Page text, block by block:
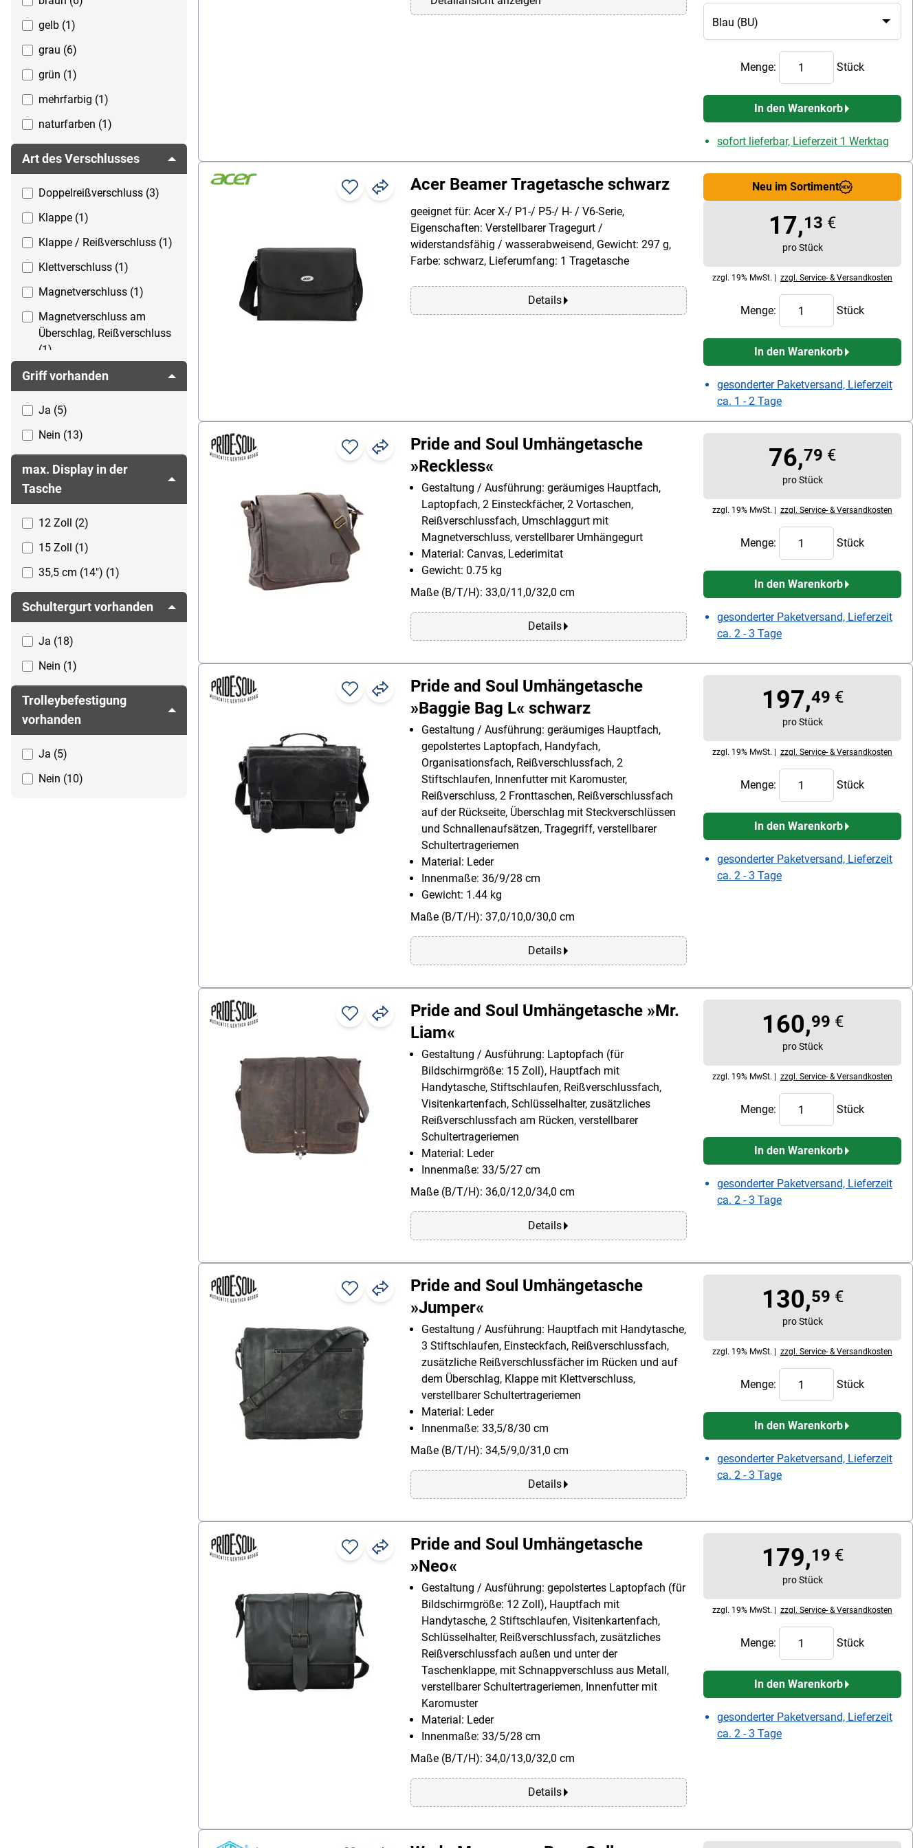
gelb (1)
grau (6)
grün (1)
mehrfarbig (1)
naturfarben (1)
rosa (1)
rot (1)
schwarz (10)
Art des Verschlusses
Doppelreißverschluss (3)
Klappe (1)
Klappe / Reißverschluss (1)
Klettverschluss (1)
Magnetverschluss (1)
Magnetverschluss am
Überschlag, Reißverschluss
(1)
Reißverschluss (5)
Magnetverschluss (2)
Schnappverschluss (1)
Steckverschluss (1)
Überschlag mit
Klettverschluss (1)
Griff vorhanden
Ja (5)
Nein (13)
max. Display in der
Tasche
12 Zoll (2)
15 Zoll (1)
35,5 cm (14") (1)
Schultergurt vorhanden
Ja (18)
Nein (1)
Trolleybefestigung
vorhanden
Ja (5)
Nein (10)
Menge: Stück
In den Warenkorb
sofort lieferbar, Lieferzeit 1 Werktag
Acer Beamer Tragetasche schwarz
geeignet für: Acer X-/ P1-/ P5-/ H- / V6-Serie,
Eigenschaften: Verstellbarer Tragegurt /
widerstandsfähig / wasserabweisend, Gewicht: 297 g,
Farbe: schwarz, Lieferumfang: 1 Tragetasche
Details
Neu im Sortiment
17,13 €
pro Stück
zzgl. 19% MwSt. | zzgl. Service- & Versandkosten
Menge: Stück
In den Warenkorb
gesonderter Paketversand, Lieferzeit
ca. 1 - 2 Tage
Pride and Soul Umhängetasche
»Reckless«
Gestaltung / Ausführung: geräumiges Hauptfach,
Laptopfach, 2 Einsteckfächer, 2 Vortaschen,
Reißverschlussfach, Umschlaggurt mit
Magnetverschluss, verstellbarer Umhängegurt
Material: Canvas, Lederimitat
Gewicht: 0.75 kg
Maße (B/T/H): 33,0/11,0/32,0 cm
Details
76,79 €
pro Stück
zzgl. 19% MwSt. | zzgl. Service- & Versandkosten
Menge: Stück
In den Warenkorb
gesonderter Paketversand, Lieferzeit
ca. 2 - 3 Tage
Pride and Soul Umhängetasche
»Baggie Bag L« schwarz
Gestaltung / Ausführung: geräumiges Hauptfach,
gepolstertes Laptopfach, Handyfach,
Organisationsfach, Reißverschlussfach, 2
Stiftschlaufen, Innenfutter mit Karomuster,
Reißverschluss, 2 Fronttaschen, Reißverschlussfach
auf der Rückseite, Überschlag mit Steckverschlüssen
und Schnallenaufsätzen, Tragegriff, verstellbarer
Schultertrageriemen
Material: Leder
Innenmaße: 36/9/28 cm
Gewicht: 1.44 kg
Maße (B/T/H): 37,0/10,0/30,0 cm
Details
197,49 €
pro Stück
zzgl. 19% MwSt. | zzgl. Service- & Versandkosten
Menge: Stück
In den Warenkorb
gesonderter Paketversand, Lieferzeit
ca. 2 - 3 Tage
Pride and Soul Umhängetasche »Mr.
Liam«
Gestaltung / Ausführung: Laptopfach (für
Bildschirmgröße: 15 Zoll), Hauptfach mit
Handytasche, Stiftschlaufen, Reißverschlussfach,
Visitenkartenfach, Schlüsselhalter, zusätzliches
Reißverschlussfach am Rücken, verstellbarer
Schultertrageriemen
Material: Leder
Innenmaße: 33/5/27 cm
Maße (B/T/H): 36,0/12,0/34,0 cm
Details
160,99 €
pro Stück
zzgl. 19% MwSt. | zzgl. Service- & Versandkosten
Menge: Stück
In den Warenkorb
gesonderter Paketversand, Lieferzeit
ca. 2 - 3 Tage
Pride and Soul Umhängetasche
»Jumper«
Gestaltung / Ausführung: Hauptfach mit Handytasche,
3 Stiftschlaufen, Einsteckfach, Reißverschlussfach,
zusätzliche Reißverschlussfächer im Rücken und auf
dem Überschlag, Klappe mit Klettverschluss,
verstellbarer Schultertrageriemen
Material: Leder
Innenmaße: 33,5/8/30 cm
Maße (B/T/H): 34,5/9,0/31,0 cm
Details
130,59 €
pro Stück
zzgl. 19% MwSt. | zzgl. Service- & Versandkosten
Menge: Stück
In den Warenkorb
gesonderter Paketversand, Lieferzeit
ca. 2 - 3 Tage
Pride and Soul Umhängetasche
»Neo«
Gestaltung / Ausführung: gepolstertes Laptopfach (für
Bildschirmgröße: 12 Zoll), Hauptfach mit
Handytasche, 2 Stiftschlaufen, Visitenkartenfach,
Schlüsselhalter, Reißverschlussfach, zusätzliches
Reißverschlussfach außen und unter der
Taschenklappe, mit Schnappverschluss aus Metall,
verstellbarer Schultertrageriemen, Innenfutter mit
Karomuster
Material: Leder
Innenmaße: 33/5/28 cm
Maße (B/T/H): 34,0/13,0/32,0 cm
Details
179,19 €
pro Stück
zzgl. 19% MwSt. | zzgl. Service- & Versandkosten
Menge: Stück
In den Warenkorb
gesonderter Paketversand, Lieferzeit
ca. 2 - 3 Tage